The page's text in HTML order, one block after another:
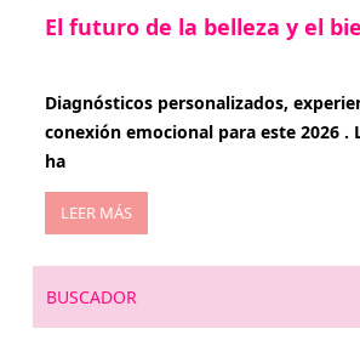
El futuro de la belleza y el
Diagnósticos personalizados,
conexión emocional para este 2026 .
ha
LEER MÁS
BUSCADOR